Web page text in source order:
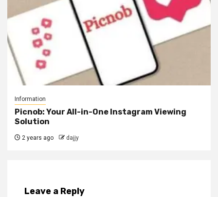
Information
Picnob: Your All-in-One Instagram Viewing
Solution
2 years ago dajjy
Leave a Reply